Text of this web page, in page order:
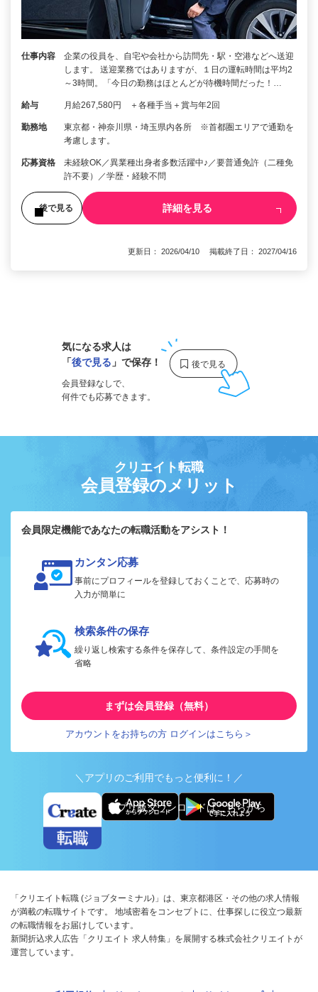
仕事内容
企業の役員を、自宅や会社から訪問先・駅・空港などへ送迎
します。 送迎業務ではありますが、１日の運転時間は平均2
～3時間。「今日の勤務はほとんどが待機時間だった！…
給与 月給267,580円 ＋各種手当＋賞与年2回
勤務地
東京都・神奈川県・埼玉県内各所 ※首都圏エリアで通勤を
考慮します。
応募資格
未経験OK／異業種出身者多数活躍中♪／要普通免許（二種免
許不要）／学歴・経験不問
後で見る 詳細を見る
更新日： 2026/04/10 掲載終了日： 2027/04/16
気になる求人は
「後で見る 」で保存！
会員登録なしで、
何件でも応募できます。
クリエイト転職
会員登録のメリット
会員限定機能であなたの転職活動をアシスト！
カンタン応募
事前にプロフィールを登録しておくことで、応募時の
入力が簡単に
検索条件の保存
繰り返し検索する条件を保存して、条件設定の手間を
省略
まずは会員登録（無料）
アカウントをお持ちの方 ログインはこちら＞
＼アプリのご利用でもっと便利に！／
アプリ版ダウンロードはこちらから
「クリエイト転職 (ジョブターミナル)」は、東京都港区・その他の求人情報
が満載の転職サイトです。 地域密着をコンセプトに、仕事探しに役立つ最新
の転職情報をお届けしています。
新聞折込求人広告「クリエイト 求人特集」を展開する株式会社クリエイトが
運営しています。